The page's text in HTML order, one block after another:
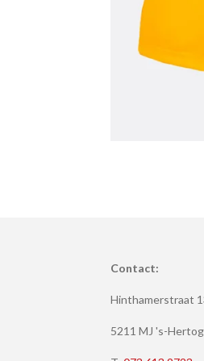
Contact:
Hinthamerstraat
5211 MJ 's-